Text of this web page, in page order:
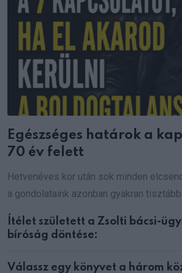
Egészséges határok a
70 év felett
Hetvenéves kor után sok minden
a gondolataink azonban gyakran
Ítélet született a Zsolti bácsi-
bíróság döntése:
Válassz egy könyvet a három